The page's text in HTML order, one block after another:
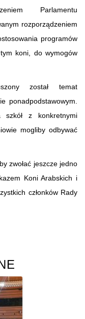
Parlamentu
rozporządzeniem
programów
koni, do wymogów
został temat
ponadpodstawowym.
szkół z konkretnymi
mogliby odbywać
zwołać jeszcze jedno
Koni Arabskich i
członków Rady